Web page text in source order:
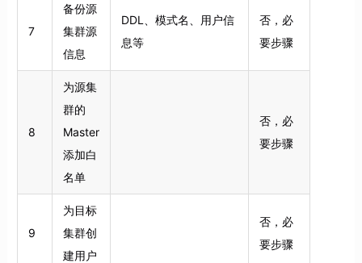
7
备份源
集群源
信息
DDL、模式名、用户信
息等
否，必
要步骤
8
为源集
群的
Master
添加白
名单
否，必
要步骤
9
为目标
集群创
建用户
否，必
要步骤